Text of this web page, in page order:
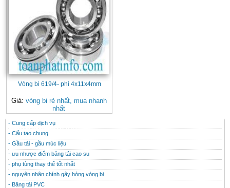
Vòng bi 619/4- phi 4x11x4mm
Giá: vòng bi rẻ nhất, mua nhanh
nhất
CONTACT
THÔNG TIN HỮU ÍCH
- Cung cấp dịch vụ
- Cấu tạo chung
- Gầu tải - gầu múc liệu
- ưu nhược điểm băng tải cao su
- phụ tùng thay thế tốt nhất
- nguyên nhân chính gây hỏng vòng bi
- Băng tải PVC